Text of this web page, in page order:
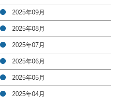
2025年09月
2025年08月
2025年07月
2025年06月
2025年05月
2025年04月